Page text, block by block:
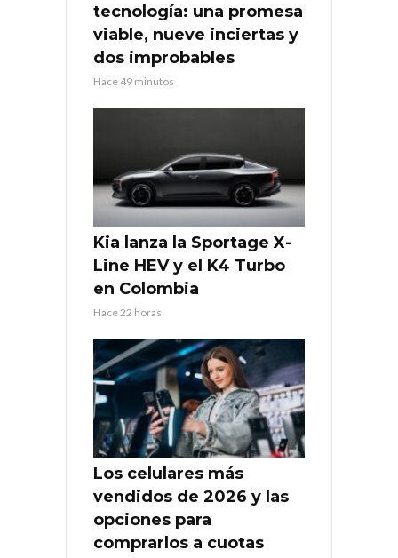
tecnología: una promesa
viable, nueve inciertas y
dos improbables
Hace 49 minutos
Kia lanza la Sportage X-
Line HEV y el K4 Turbo
en Colombia
Hace 22 horas
Los celulares más
vendidos de 2026 y las
opciones para
comprarlos a cuotas